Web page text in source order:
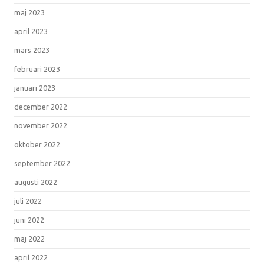
maj 2023
april 2023
mars 2023
februari 2023
januari 2023
december 2022
november 2022
oktober 2022
september 2022
augusti 2022
juli 2022
juni 2022
maj 2022
april 2022